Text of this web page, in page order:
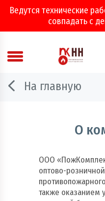
Ведутся технические
совпадать с
Аварийно -
Двери, ворота и
Обеспечение
Огнебиозащитные
На главную
О
ООО
оптово-
также оказанием